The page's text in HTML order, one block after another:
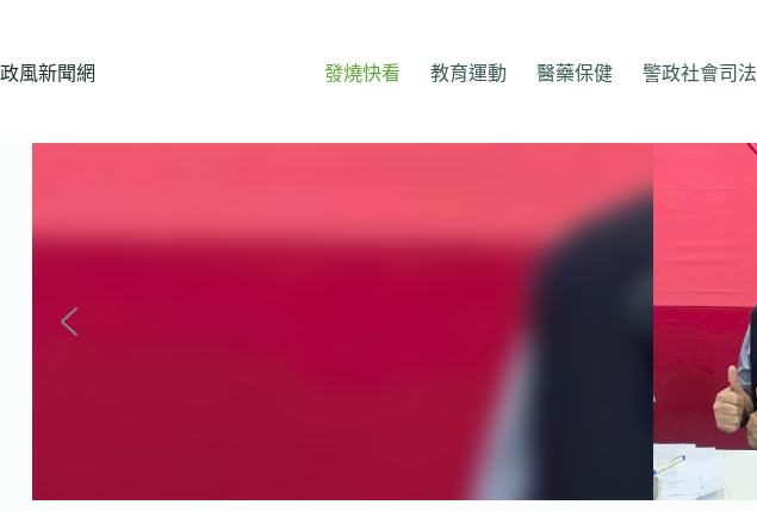
主
政風新聞網 發燒快看 教育運動 醫藥保健 警政社會司法